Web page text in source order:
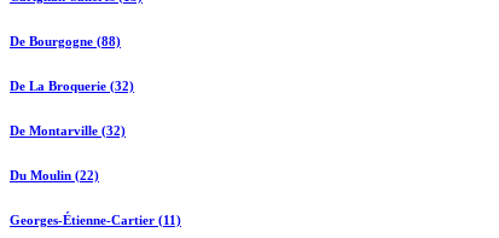
De Bourgogne (88)
De La Broquerie (32)
De Montarville (32)
Du Moulin (22)
Georges-Étienne-Cartier (11)